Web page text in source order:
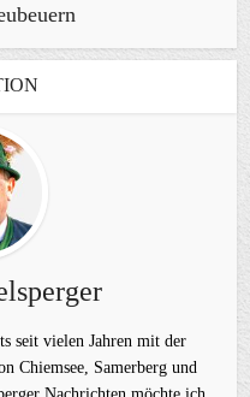
seit vielen Jahren mit der
Chiemsee, Samerberg und